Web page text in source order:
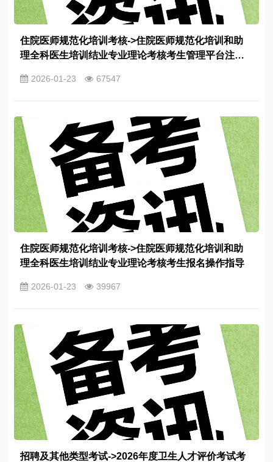
住院医师规范化培训考核->住院医师规范化培训和助
理全科医生培训结业专业理论考核考生管理平台注册
2026-01-23 67547
住院医师规范化培训考核->住院医师规范化培训和助
理全科医生培训结业专业理论考核考生报名操作指导
2026-01-23 39967
招聘及其他类型考试->2026年度卫生人才评价考试考